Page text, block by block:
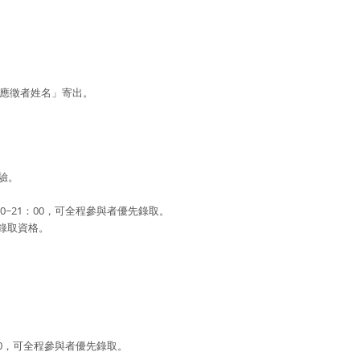
者姓名」寄出。
：00，可全程參與者優先錄取。
資格。
可全程參與者優先錄取。